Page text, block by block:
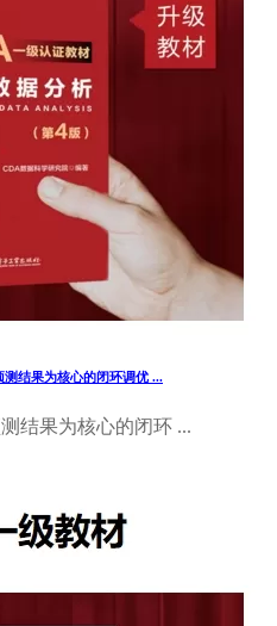
测结果为核心的闭环调优 ...
结果为核心的闭环 ...